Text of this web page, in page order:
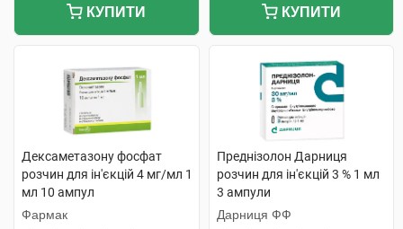
КУПИТИ КУПИТИ
Дексаметазону фосфат
розчин для ін'єкцій 4 мг/мл 1
мл 10 ампул
Фармак
Преднізолон Дарниця
розчин для ін'єкцій 3 % 1 мл
3 ампули
Дарниця ФФ